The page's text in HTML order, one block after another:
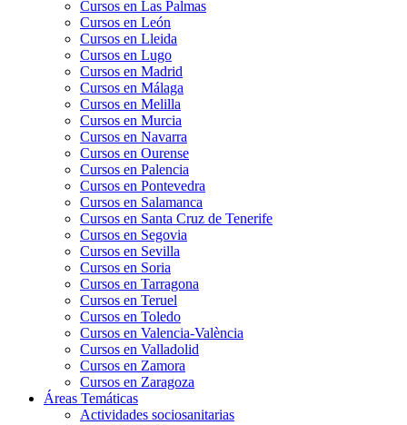
Cursos en Las Palmas
Cursos en León
Cursos en Lleida
Cursos en Lugo
Cursos en Madrid
Cursos en Málaga
Cursos en Melilla
Cursos en Murcia
Cursos en Navarra
Cursos en Ourense
Cursos en Palencia
Cursos en Pontevedra
Cursos en Salamanca
Cursos en Santa Cruz de Tenerife
Cursos en Segovia
Cursos en Sevilla
Cursos en Soria
Cursos en Tarragona
Cursos en Teruel
Cursos en Toledo
Cursos en Valencia-València
Cursos en Valladolid
Cursos en Zamora
Cursos en Zaragoza
Áreas Temáticas
Actividades sociosanitarias